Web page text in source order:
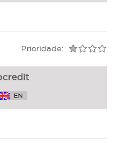
Prioridade: